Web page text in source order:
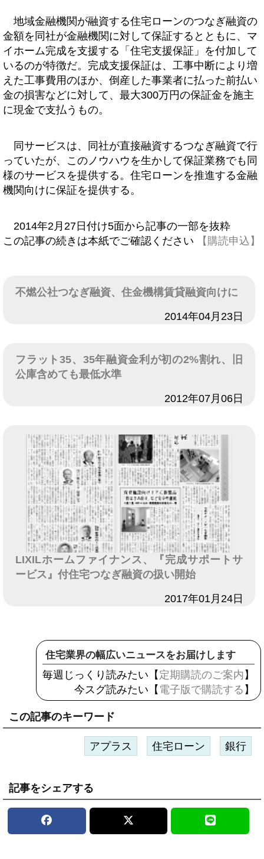
地域金融機関が融資する住宅ローンのつなぎ融資の
金額を同社が金融機関に対して保証するとともに、マ
イホーム完成を支援する「住宅支援保証」を付加して
いるのが特徴だ。完成支援保証は、工事中断により増
えた工事費用のほか、倒産した事業者に払った前払い
金の損害などに対して、最大300万円の保証金を施主
に現金で支払うもの。
同サービスは、同社が直接融資するつなぎ融資で行
っていたが、このノウハウを生かして保証業務でも同
様のサービスを提供する。住宅ローンを推進する金融
機関向けに保証を提供する。
2014年2月27日付け5面から記事の一部を抜粋
この記事の続きは本紙でご確認ください
【購読申込】
不燃公社つなぎ融資、住金機構賃貸融資向けに
2014年04月23日
フラット35、35年融資金利が初の2%割れ、旧
公庫含めても最低水準
2012年07月06日
LIXILホームファイナンス、『完成サポートサ
ービス』付住宅つなぎ融資の扱い開始
2017年01月24日
住宅業界の幅広いニュースをお届けします
毎週じっくり読みたい【 定期購読のご案内 】
今スグ読みたい【 電子版で購読する 】
この記事のキーワード
アプラス 住宅ローン 銀行
記事をシェアする